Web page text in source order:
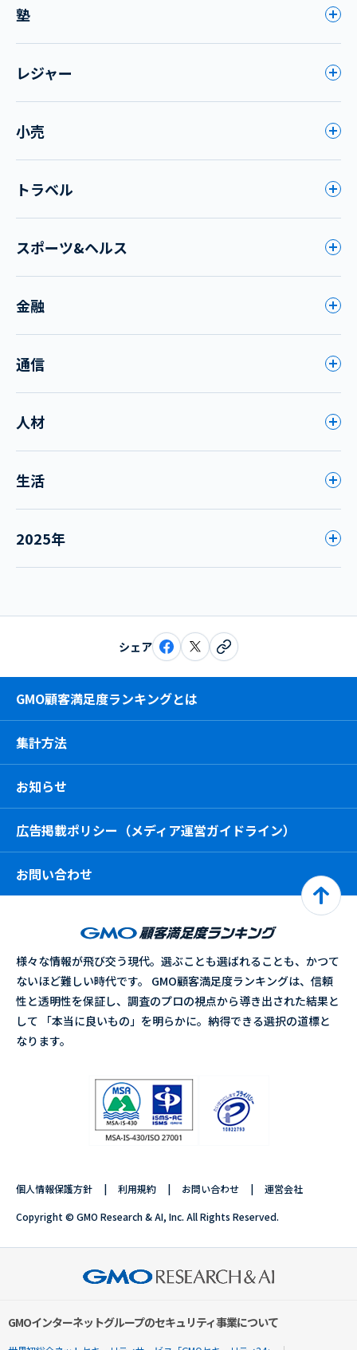
塾
レジャー
小売
トラベル
スポーツ&ヘルス
金融
通信
人材
生活
2025年
シェア
GMO顧客満足度ランキングとは
集計方法
お知らせ
広告掲載ポリシー（メディア運営ガイドライン）
お問い合わせ
様々な情報が飛び交う現代。選ぶことも選ばれることも、かつて
ないほど難しい時代です。 GMO顧客満足度ランキングは、信頼
性と透明性を保証し、調査のプロの視点から導き出された結果と
して 「本当に良いもの」を明らかに。納得できる選択の道標と
なります。
個人情報保護方針 利用規約 お問い合わせ 運営会社
Copyright © GMO Research & AI, Inc. All Rights Reserved.
GMOインターネットグループのセキュリティ事業について